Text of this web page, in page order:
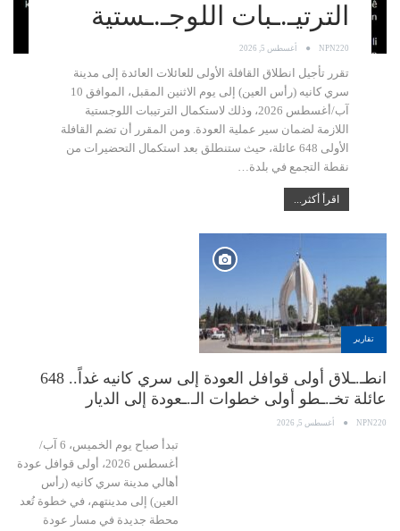
الترتيـ.ـبات اللوجـ.ـستية
NPN220 أغسطس 5, 2026
تقرر تأجيل انطلاق القافلة الأولى للعائلات العائدة إلى مدينة
سري كانيه (رأس العين) إلى يوم الاثنين المقبل، الموافق 10
آب/أغسطس 2026، وذلك لاستكمال الترتيبات اللوجستية
اللازمة لضمان سير عملية العودة. ومن المقرر أن تضم القافلة
الأولى 648 عائلة، حيث ستنطلق بعد استكمال التحضيرات من
نقطة التجمع في بلدة…
اقرأ أكثر...
تقارير
انطـ.ـلاق أولى قوافل العودة إلى سري كانيه غداً.. 648
عائلة تخـ.ـطو أولى خطوات الـ.ـعودة إلى الديار
NPN220 أغسطس 5, 2026
تبدأ صباح يوم الخميس، 6 آب/
أغسطس 2026، أولى قوافل عودة
أهالي مدينة سري كانيه (رأس
العين) إلى مدينتهم، في خطوة تُعد
محطة جديدة في مسار عودة